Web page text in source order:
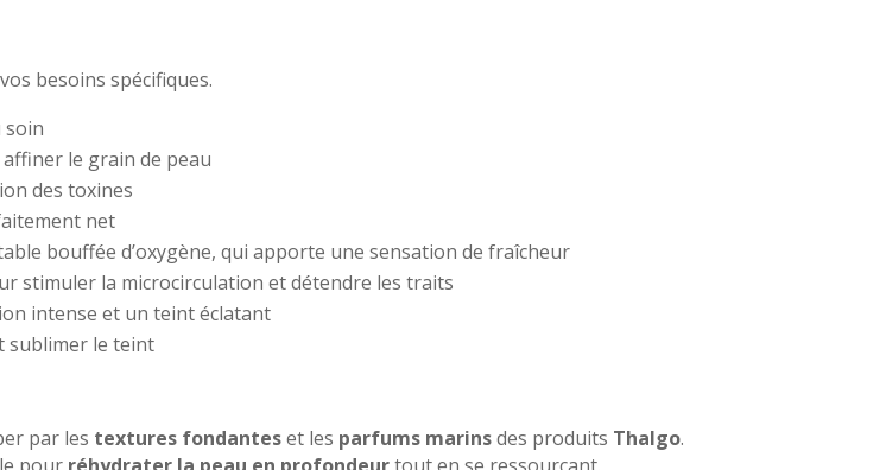
besoins spécifiques.
soin
le grain de peau
des toxines
net
bouffée d’oxygène, qui apporte une sensation de fraîcheur
stimuler la microcirculation et détendre les traits
intense et un teint éclatant
sublimer le teint
par les textures fondanteset les parfums marinsdes produits Thalgo.
pour réhydrater la peau en profondeurtout en se ressourçant.